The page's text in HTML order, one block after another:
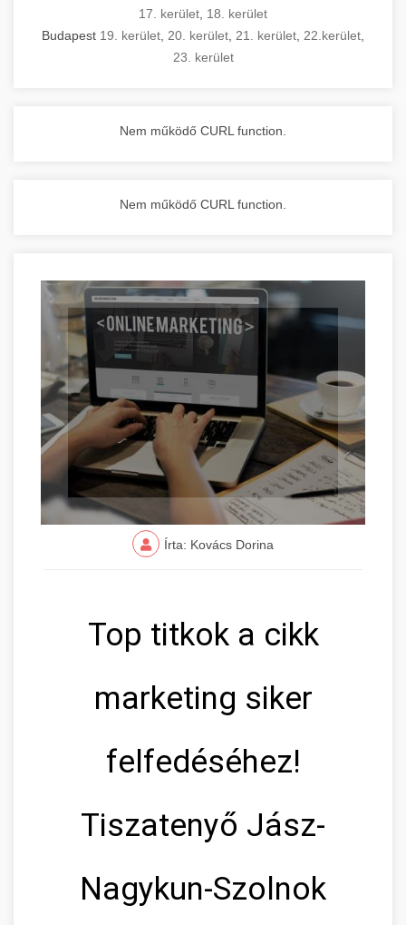
17. kerület 18. kerület
Budapest 19. kerület 20. kerület 21. kerület 22.kerület
23. kerület
Nem működő CURL function.
Nem működő CURL function.
Írta: Kovács Dorina
Top titkok a cikk
marketing siker
felfedéséhez!
Tiszatenyő Jász-
Nagykun-Szolnok